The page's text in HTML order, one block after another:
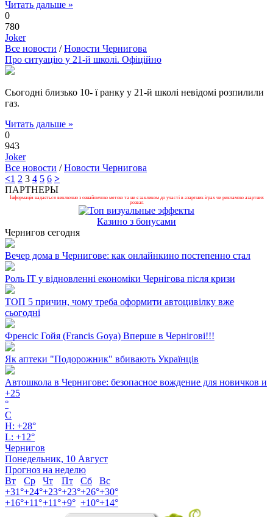
Читать дальше »
0
780
Joker
Все новости /Новости Чернигова
Про ситуацію у 21-й школі. Офіційно
Сьогодні близько 10- ї ранку у 21-й школі невідомі розпилили
газ.
Читать дальше »
0
943
Joker
Все новости /Новости Чернигова
<1 2 3 4 5 6 >
ПАРТНЕРЫ
Інформація надається виключно з ознайомчою метою та не є закликом до участі в азартних іграх чи рекламою азартних
розваг.
Казино з бонусами
Чернигов сегодня
Вечер дома в Чернигове: как онлайнкино постепенно стал
Роль ІТ у відновленні економіки Чернігова після кризи
ТОП 5 причин, чому треба оформити автоцивілку вже
сьогодні
Френсіс Гойя (Francis Goya) Вперше в Чернігові!!!
Як аптеки "Подорожник" вбивають Українців
Автошкола в Чернигове: безопасное вождение для новичков и
+25
°
C
H: +28°
L: +12°
Чернигов
Понедельник, 10 Август
Прогноз на неделю
Вт
Ср Чт Пт Сб
Вс
+31°+24°+23°+23°+26°+30°
+16°+11°+11°+9° +10°+14°